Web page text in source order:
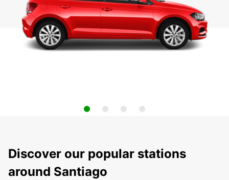
Discover our popular stations
around Santiago